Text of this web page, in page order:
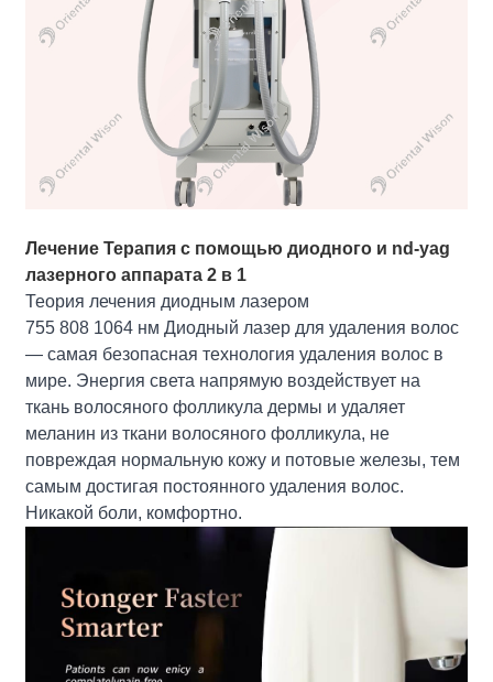
Лечение Терапия с помощью диодного и nd-yag
лазерного аппарата 2 в 1
Теория лечения диодным лазером
755 808 1064 нм Диодный лазер для удаления волос
— самая безопасная технология удаления волос в
мире. Энергия света напрямую воздействует на
ткань волосяного фолликула дермы и удаляет
меланин из ткани волосяного фолликула, не
повреждая нормальную кожу и потовые железы, тем
самым достигая постоянного удаления волос.
Никакой боли, комфортно.